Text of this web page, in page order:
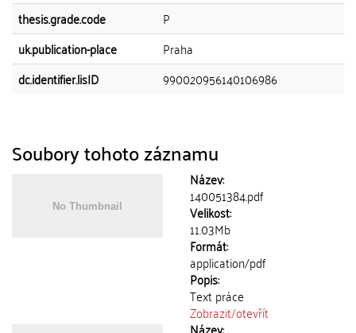
thesis.grade.code
P
uk.publication-place
Praha
dc.identifier.lisID
990020956140106986
Soubory tohoto záznamu
Název:
140051384.pdf
Velikost:
11.03Mb
Formát:
application/pdf
Popis:
Text práce
Zobrazit/otevřít